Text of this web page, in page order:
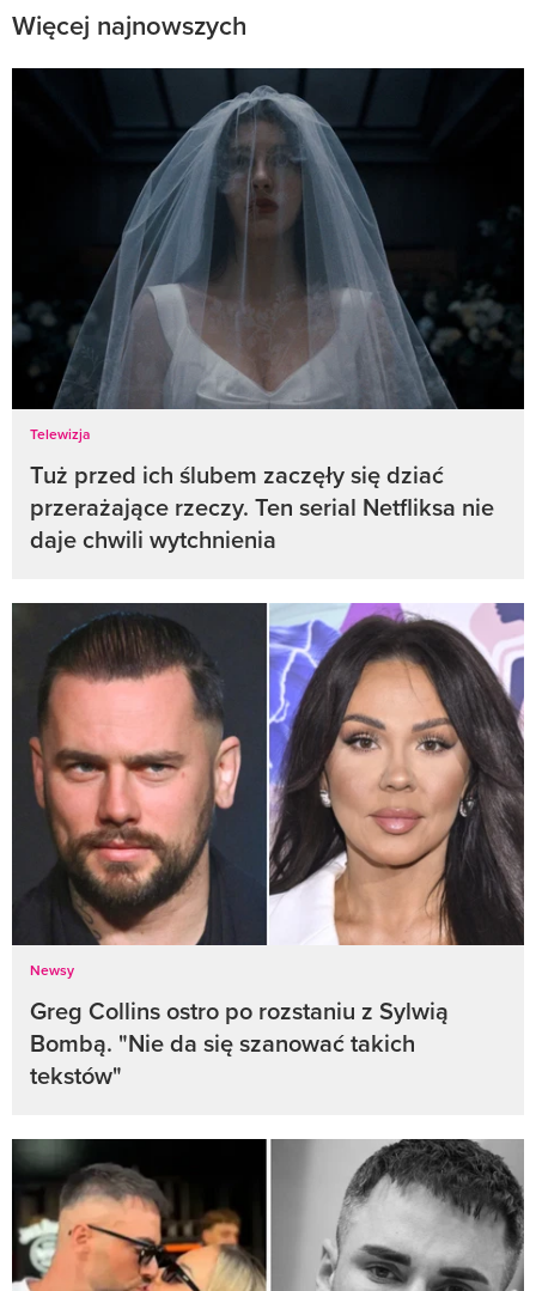
Więcej najnowszych
Telewizja
Tuż przed ich ślubem zaczęły się dziać
przerażające rzeczy. Ten serial Netfliksa nie
daje chwili wytchnienia
Newsy
Greg Collins ostro po rozstaniu z Sylwią
Bombą. "Nie da się szanować takich
tekstów"